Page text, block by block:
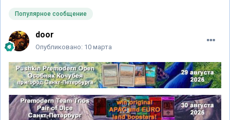
Популярное сообщение
door
Опубликовано: 10 марта